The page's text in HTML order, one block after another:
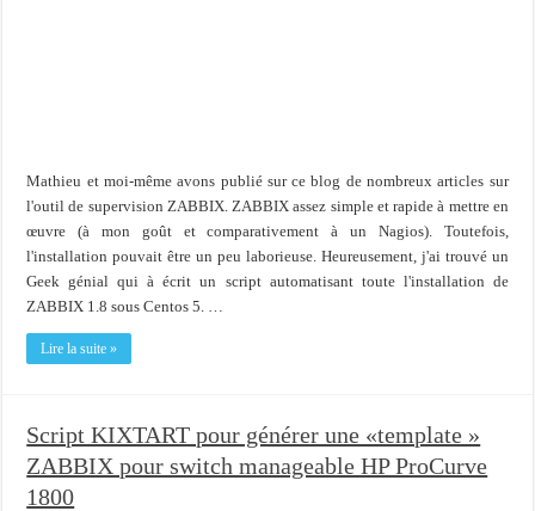
Mathieu et moi-même avons publié sur ce blog de nombreux articles sur
l'outil de supervision ZABBIX. ZABBIX assez simple et rapide à mettre en
œuvre (à mon goût et comparativement à un Nagios). Toutefois,
l'installation pouvait être un peu laborieuse. Heureusement, j'ai trouvé un
Geek génial qui à écrit un script automatisant toute l'installation de
ZABBIX 1.8 sous Centos 5. …
Lire la suite »
Script KIXTART pour générer une «template »
ZABBIX pour switch manageable HP ProCurve
1800